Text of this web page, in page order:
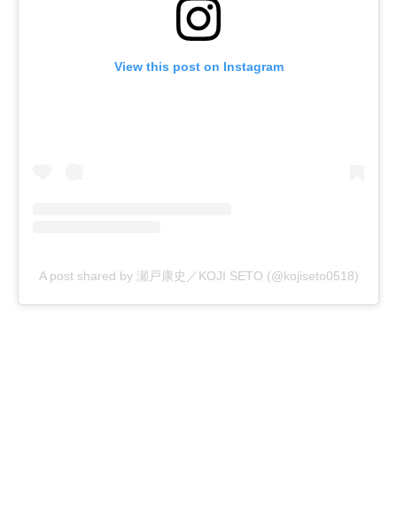
View this post on Instagram
A post shared by 瀬戸康史／KOJI SETO (@kojiseto0518)